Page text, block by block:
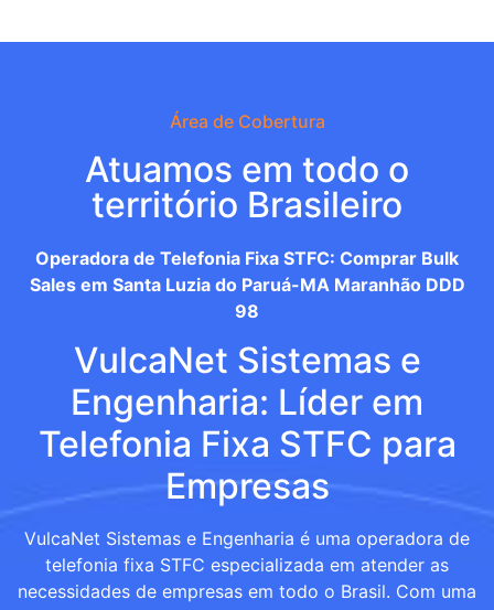
Área de Cobertura
Atuamos em todo o
território Brasileiro
Operadora de Telefonia Fixa STFC: Comprar Bulk
Sales em Santa Luzia do Paruá-MA Maranhão DDD
98
VulcaNet Sistemas e
Engenharia: Líder em
Telefonia Fixa STFC para
Empresas
VulcaNet Sistemas e Engenharia é uma operadora de
telefonia fixa STFC especializada em atender as
necessidades de empresas em todo o Brasil. Com uma